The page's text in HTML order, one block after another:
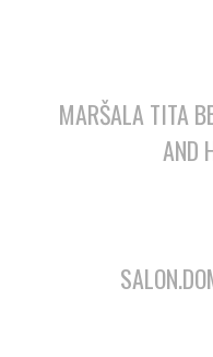
MARŠALA TITA
AND